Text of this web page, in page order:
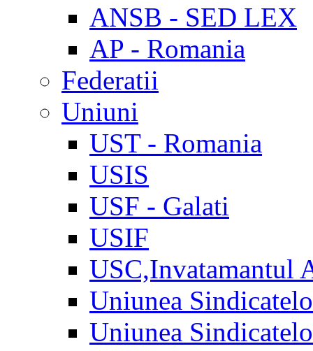
ANSB - SED LEX
AP - Romania
Federatii
Uniuni
UST - Romania
USIS
USF - Galati
USIF
USC,Invatamantul
Uniunea
Uniunea